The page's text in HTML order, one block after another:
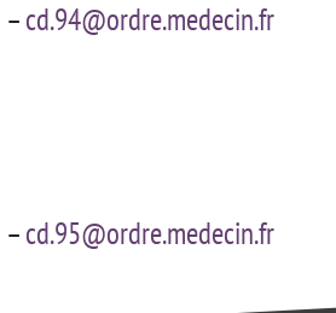
–cd.94@ordre.medecin.fr
–cd.95@ordre.medecin.fr